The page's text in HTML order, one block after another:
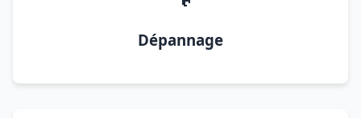
Dépannage